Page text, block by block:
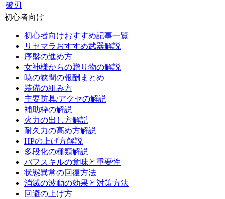
破刃
初心者向け
初心者向けおすすめ記事一覧
リセマラおすすめ武器解説
序盤の進め方
女神様からの贈り物の解説
暁の狭間の報酬まとめ
装備の組み方
主要防具/アクセの解説
補助枠の解説
火力の出し方解説
耐久力の高め方解説
HPの上げ方解説
多段化の種類解説
バフスキルの意味と重要性
状態異常の回復方法
消滅の波動の効果と対策方法
回避の上げ方